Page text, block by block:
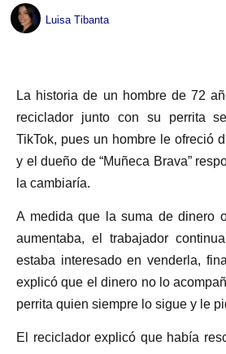
Luisa Tibanta
La historia de un hombre de 72
reciclador junto con su perrita
TikTok, pues un hombre le ofreció
y el dueño de “Muñeca Brava”
la cambiaría.
A medida que la suma de dinero
aumentaba, el trabajador
estaba interesado en venderla,
explicó que el dinero no lo
perrita quien siempre lo sigue y le
El reciclador explicó que había